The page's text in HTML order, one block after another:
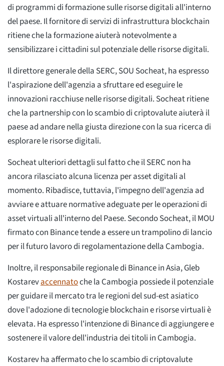
di programmi di formazione sulle risorse digitali all'interno
del paese. Il fornitore di servizi di infrastruttura blockchain
ritiene che la formazione aiuterà notevolmente a
sensibilizzare i cittadini sul potenziale delle risorse digitali.
Il direttore generale della SERC, SOU Socheat, ha espresso
l'aspirazione dell'agenzia a sfruttare ed eseguire le
innovazioni racchiuse nelle risorse digitali. Socheat ritiene
che la partnership con lo scambio di criptovalute aiuterà il
paese ad andare nella giusta direzione con la sua ricerca di
esplorare le risorse digitali.
Socheat ulteriori dettagli sul fatto che il SERC non ha
ancora rilasciato alcuna licenza per asset digitali al
momento. Ribadisce, tuttavia, l'impegno dell'agenzia ad
avviare e attuare normative adeguate per le operazioni di
asset virtuali all'interno del Paese. Secondo Socheat, il MOU
firmato con Binance tende a essere un trampolino di lancio
per il futuro lavoro di regolamentazione della Cambogia.
Inoltre, il responsabile regionale di Binance in Asia, Gleb
Kostarevaccennatoche la Cambogia possiede il potenziale
per guidare il mercato tra le regioni del sud-est asiatico
dove l'adozione di tecnologie blockchain e risorse virtuali è
elevata. Ha espresso l'intenzione di Binance di aggiungere e
sostenere il valore dell'industria dei titoli in Cambogia.
Kostarev ha affermato che lo scambio di criptovalute